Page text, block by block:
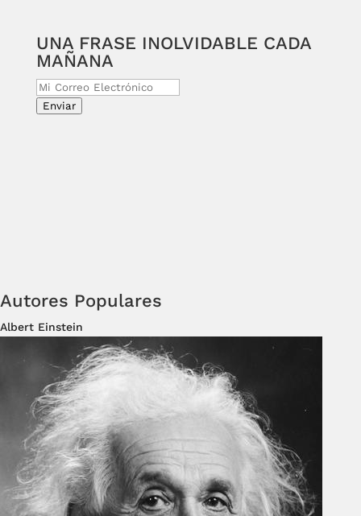
UNA FRASE INOLVIDABLE CADA
MAÑANA
Enviar
Autores Populares
Albert Einstein